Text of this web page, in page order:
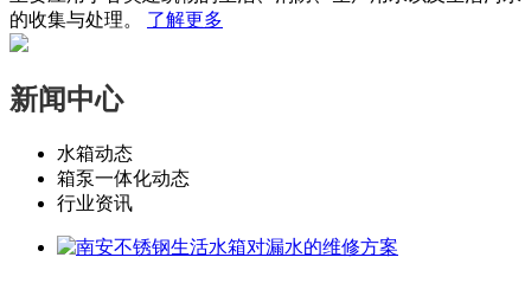
的收集与处理。 了解更多
新闻中心
水箱动态
箱泵一体化动态
行业资讯